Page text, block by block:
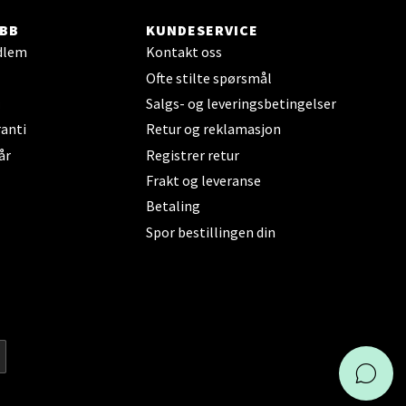
KUNDESERVICE
Kontakt oss
Ofte stilte spørsmål
Salgs- og leveringsbetingelser
Retur og reklamasjon
Registrer retur
Frakt og leveranse
Betaling
Spor bestillingen din